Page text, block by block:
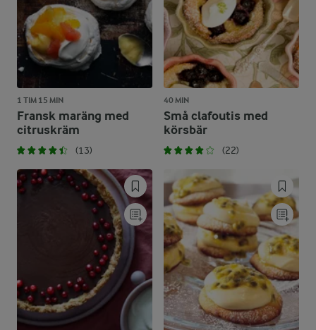
1 TIM 15 MIN
Fransk maräng med
citruskräm
(13)
40 MIN
Små clafoutis med
körsbär
(22)